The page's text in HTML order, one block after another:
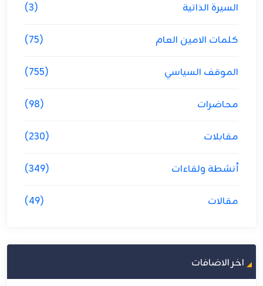
السيرة الذاتية (3)
كلمات الامين العام (75)
الموقف السياسي (755)
محاضرات (98)
مقابلات (230)
أنشطة ولقاءات (349)
مقالات (49)
اخر الاضافات